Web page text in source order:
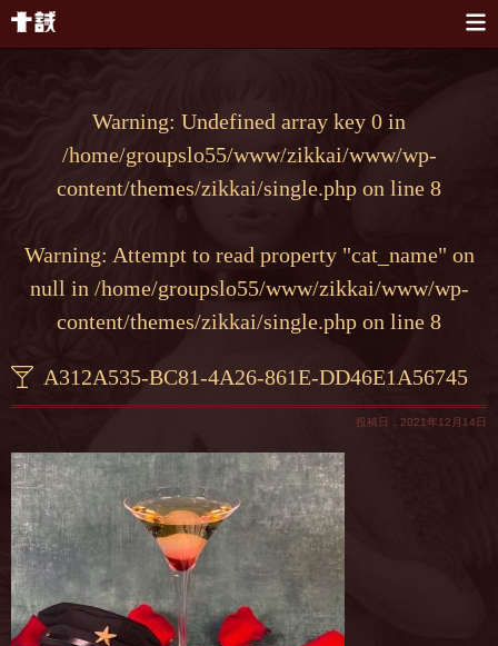
Warning: Undefined array key 0 in
/home/groupslo55/www/zikkai/www/wp-
content/themes/zikkai/single.php on line 8
Warning: Attempt to read property "cat_name" on
null in /home/groupslo55/www/zikkai/www/wp-
content/themes/zikkai/single.php on line 8
A312A535-BC81-4A26-861E-DD46E1A56745
投稿日：2021年12月14日